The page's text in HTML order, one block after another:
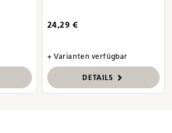
24,29 €
+ Varianten verfügbar
DETAILS